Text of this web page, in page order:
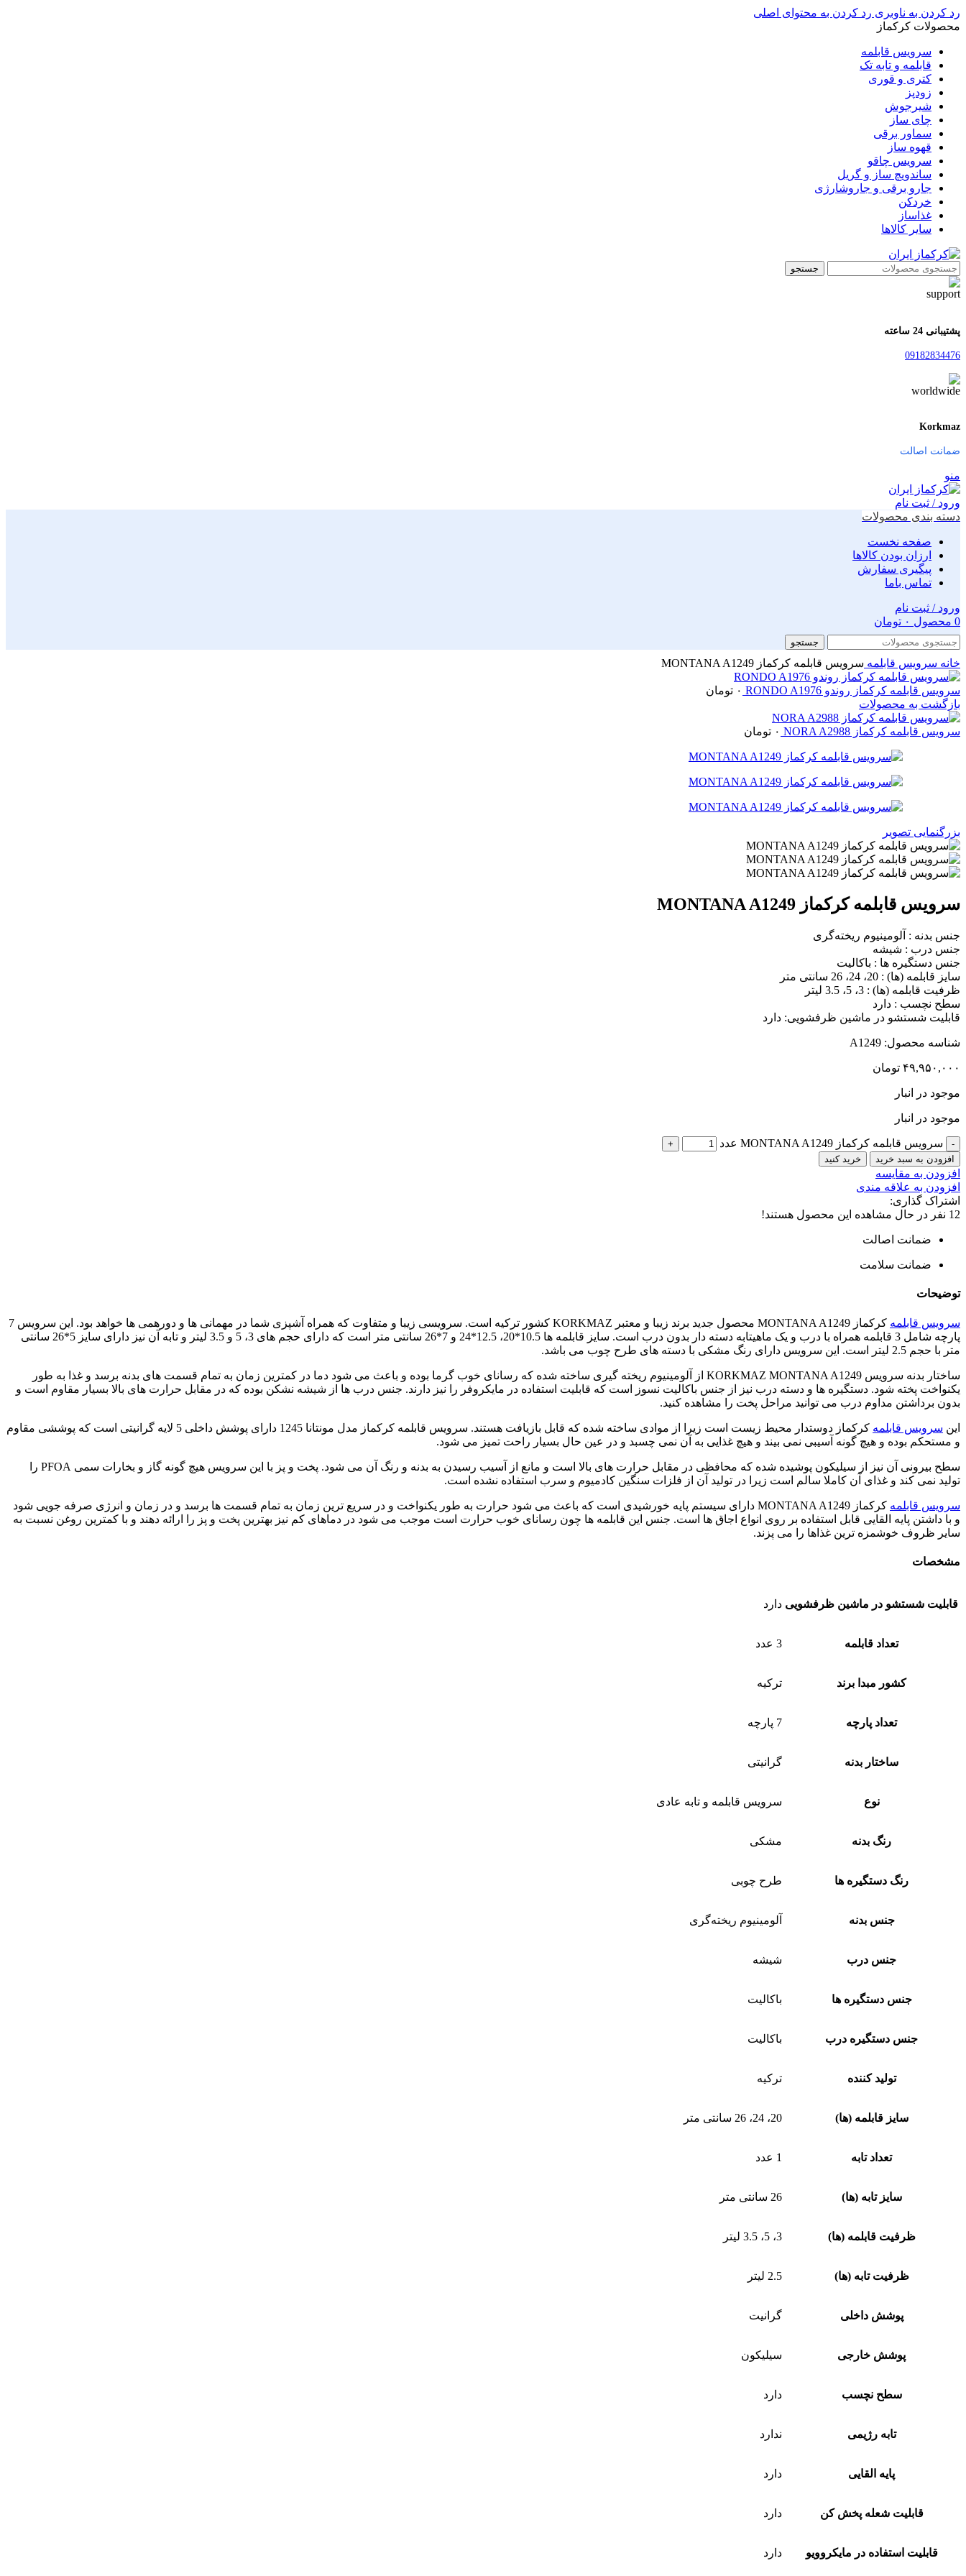
رد کردن به ناوبری رد کردن به محتوای اصلی
محصولات کرکماز
سرویس قابلمه
قابلمه و تابه تک
کتری و قوری
زودپز
شیرجوش
چای ساز
سماور برقی
قهوه ساز
سرویس چاقو
ساندویچ ساز و گریل
جارو برقی و جاروشارژی
خردکن
غذاساز
سایر کالاها
جستجو
پشتیبانی 24 ساعته
09182834476
Korkmaz
ضمانت اصالت
منو
ورود / ثبت نام
دسته بندی محصولات
صفحه نخست
ارزان بودن کالاها
پیگیری سفارش
تماس باما
ورود / ثبت نام
0 محصول ۰ تومان
جستجو
خانه سرویس قابلمه سرویس قابلمه کرکماز MONTANA A1249
سرویس قابلمه کرکماز روندو RONDO A1976 ۰ تومان
بازگشت به محصولات
سرویس قابلمه کرکماز NORA A2988 ۰ تومان
بزرگنمایی تصویر
سرویس قابلمه کرکماز MONTANA A1249
جنس بدنه : آلومینیوم ریخته‌گری
جنس درب : شیشه
جنس دستگیره ها : باکالیت
سایز قابلمه (ها) : 20، 24، 26 سانتی متر
ظرفیت قابلمه (ها) : 3، 5، 3.5 لیتر
سطح نچسب : دارد
قابلیت شستشو در ماشین ظرفشویی: دارد
شناسه محصول: A1249
۴۹,۹۵۰,۰۰۰ تومان
موجود در انبار
موجود در انبار
سرویس قابلمه کرکماز MONTANA A1249 عدد
افزودن به سبد خرید خرید کنید
افزودن به مقایسه
افزودن به علاقه مندی
اشتراک گذاری:
12 نفر در حال مشاهده این محصول هستند!
ضمانت اصالت
ضمانت سلامت
توضیحات
سرویس قابلمه
کرکماز MONTANA A1249 محصول جدید برند زیبا و معتبر KORKMAZ کشور ترکیه است. سرویسی زیبا و متفاوت که همراه آشپزی شما در مهمانی ها و دورهمی ها خواهد بود. این سرویس 7
پارچه شامل 3 قابلمه همراه با درب و یک ماهیتابه دسته دار بدون درب است. سایز قابلمه ها 10.5*20، 12.5*24 و 7*26 سانتی متر است که دارای حجم های 3، 5 و 3.5 لیتر و تابه آن نیز دارای سایز 5*26 سانتی
متر با حجم 2.5 لیتر است. این سرویس دارای رنگ مشکی با دسته های طرح چوب می باشد.
ساختار بدنه سرویس KORKMAZ MONTANA A1249 از آلومینیوم ریخته گیری ساخته شده که رسانای خوب گرما بوده و باعث می شود دما در کمترین زمان به تمام قسمت های بدنه برسد و غذا به طور
یکنواخت پخته شود. دستگیره ها و دسته درب نیز از جنس باکالیت نسوز است که قابلیت استفاده در مایکروفر را نیز دارند. جنس درب ها از شیشه نشکن بوده که در مقابل حرارت های بالا بسیار مقاوم است و
بدون برداشتن مداوم درب می توانید مراحل پخت را مشاهده کنید.
این سرویس قابلمه
کرکماز دوستدار محیط زیست است زیرا از موادی ساخته شده که قابل بازیافت هستند. سرویس قابلمه کرکماز مدل مونتانا 1245 دارای پوشش داخلی 5 لایه گرانیتی است که پوششی مقاوم
و مستحکم بوده و هیچ گونه آسیبی نمی بیند و هیچ غذایی به آن نمی چسبد و در عین حال بسیار راحت تمیز می شود.
سطح بیرونی آن نیز از سیلیکون پوشیده شده که محافظی در مقابل حرارت های بالا است و مانع از آسیب رسیدن به بدنه و رنگ آن می شود. پخت و پز با این سرویس هیچ گونه گاز و بخارات سمی PFOA را
تولید نمی کند و غذای آن کاملا سالم است زیرا در تولید آن از فلزات سنگین کادمیوم و سرب استفاده نشده است.
سرویس قابلمه
کرکماز MONTANA A1249 دارای سیستم پایه خورشیدی است که باعث می شود حرارت به طور یکنواخت و در سریع ترین زمان به تمام قسمت ها برسد و در زمان و انرژی صرفه جویی شود
و با داشتن پایه القایی قابل استفاده بر روی انواع اجاق ها است. جنس این قابلمه ها چون رسانای خوب حرارت است موجب می شود در دماهای کم نیز بهترین پخت و پز را ارائه دهند و با کمترین روغن نسبت به
سایر ظروف خوشمزه ترین غذاها را می پزند.
مشخصات
قابلیت شستشو در ماشین ظرفشویی دارد
تعداد قابلمه 3 عدد
کشور مبدا برند ترکیه
تعداد پارچه 7 پارچه
ساختار بدنه گرانیتی
نوع سرویس قابلمه و تابه عادی
رنگ بدنه مشکی
رنگ دستگیره ها طرح چوبی
جنس بدنه آلومینیوم ریخته‌گری
جنس درب شیشه
جنس دستگیره ها باکالیت
جنس دستگیره درب باکالیت
تولید کننده ترکیه
سایز قابلمه (ها) 20، 24، 26 سانتی متر
تعداد تابه 1 عدد
سایز تابه (ها) 26 سانتی متر
ظرفیت قابلمه (ها) 3، 5، 3.5 لیتر
ظرفیت تابه (ها) 2.5 لیتر
پوشش داخلی گرانیت
پوشش خارجی سیلیکون
سطح نچسب دارد
تابه رژیمی ندارد
پایه القایی دارد
قابلیت شعله پخش کن دارد
قابلیت استفاده در مایکروویو دارد